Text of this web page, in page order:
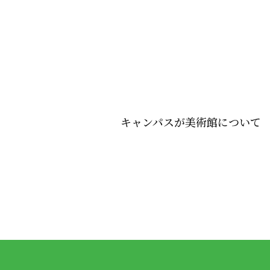
キャンパスが美術館について